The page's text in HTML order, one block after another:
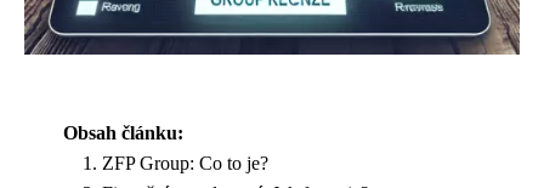
Obsah článku:
ZFP Group: Co to je?